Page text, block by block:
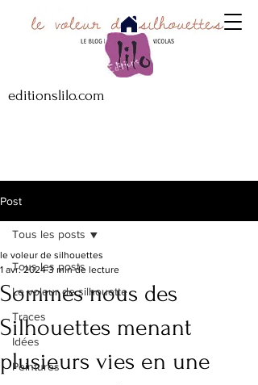
editionslilo.com
Post
Tous les posts
Le voleur de silhouette
Traces
Idées
Peintures
Tous les posts
Sommes nous des
Silhouettes menant
plusieurs vies en une
le voleur de silhouettes
1 avr. 2024 3 min de lecture